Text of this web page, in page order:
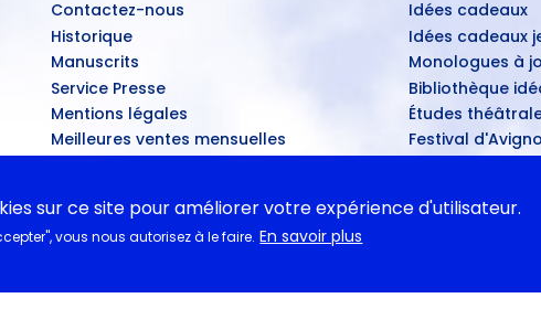
Contactez-nous
Historique
Manuscrits
Service Presse
Mentions légales
Meilleures ventes mensuelles
A nouveau disponibles
Idées cadeaux
Idées cadeaux
Monologues à
Bibliothèque
Études
Festival
sur ce site pour améliorer votre expérience d'utilisateur.
vous nous autorisez à le faire. En savoir plus